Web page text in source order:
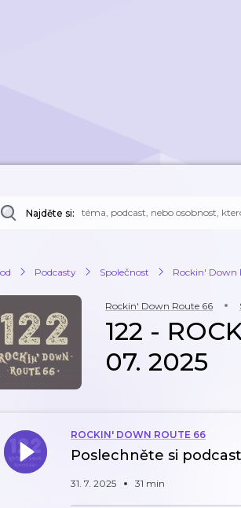
Najděte si:
Podcasty Společnost Rockin' Down
Rockin' Down Route 66
122 -
07. 2025
ROCKIN' DOWN ROUTE 66
Poslechněte si podcast
31. 7. 2025 31 min